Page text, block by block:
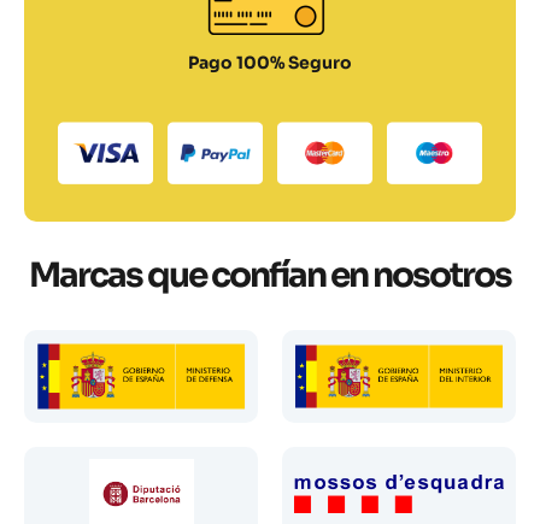
Pago 100% Seguro
Marcas que confían en nosotros